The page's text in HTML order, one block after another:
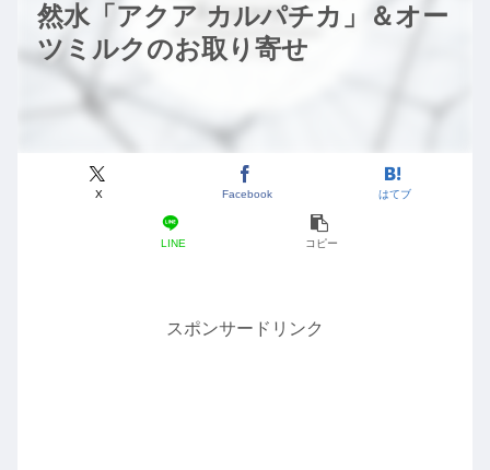
然水「アクア カルパチカ」＆オー
ツミルクのお取り寄せ
X Facebook はてブ
LINE コピー
スポンサードリンク